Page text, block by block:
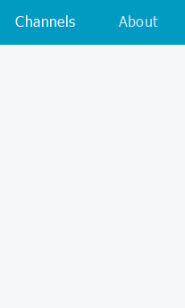
Channels About